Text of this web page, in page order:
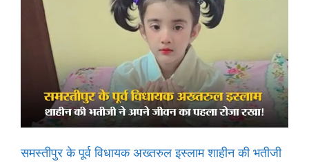
समस्तीपुर के पूर्व विधायक अख्तरुल इस्लाम शाहीन की भतीजी